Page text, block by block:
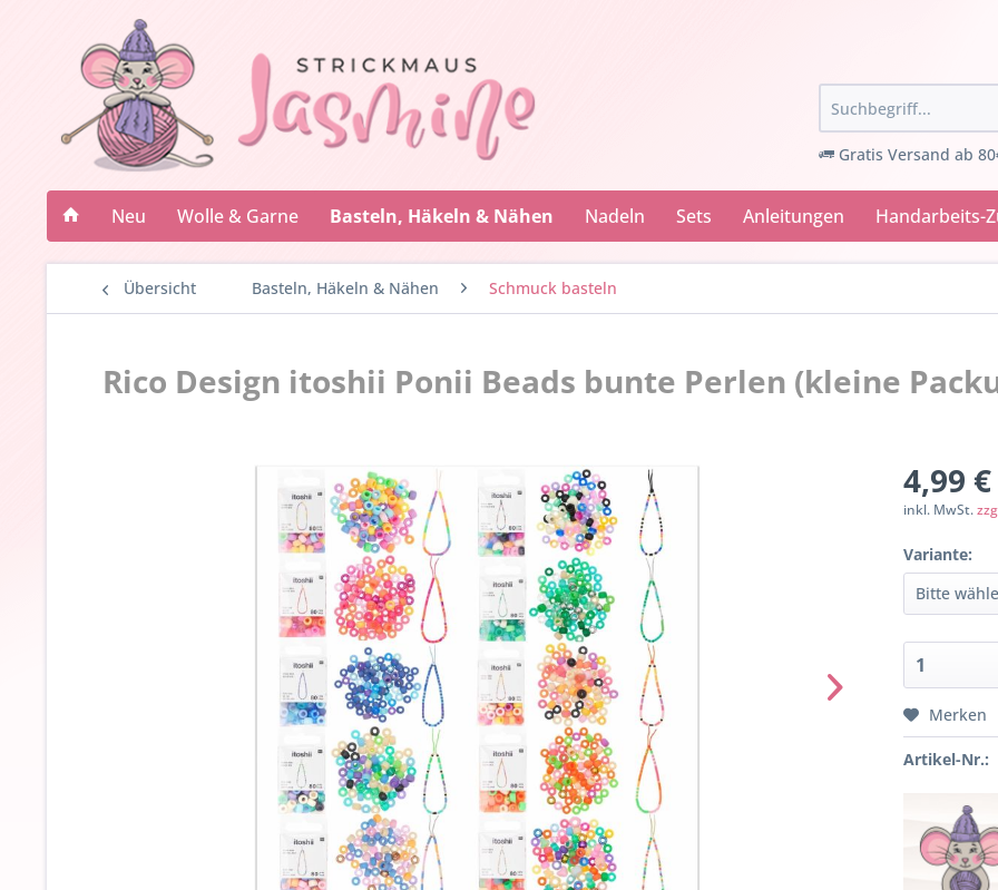
Gratis Versand ab
Neu Wolle & Garne Basteln, Häkeln & Nähen Nadeln Sets Anleitungen Handarbeits-
Übersicht Basteln, Häkeln & Nähen Schmuck basteln
Rico Design itoshii Ponii Beads bunte Perlen (kleine
4,99
inkl. MwSt.
Variante:
Merken
Artikel-Nr.: